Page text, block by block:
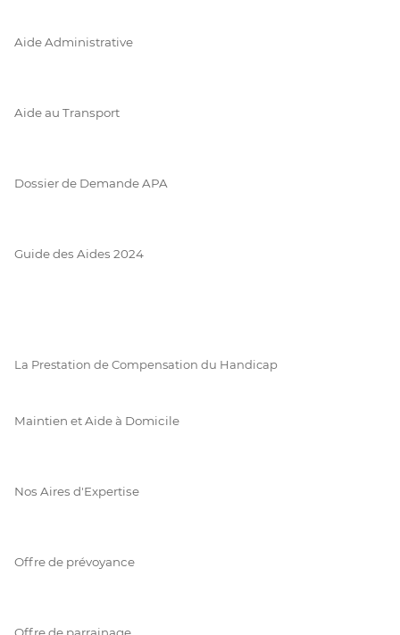
Aide Administrative
Aide au Transport
Dossier de Demande APA
Guide des Aides 2024
La Prestation de Compensation du Handicap
Maintien et Aide à Domicile
Nos Aires d'Expertise
Offre de prévoyance